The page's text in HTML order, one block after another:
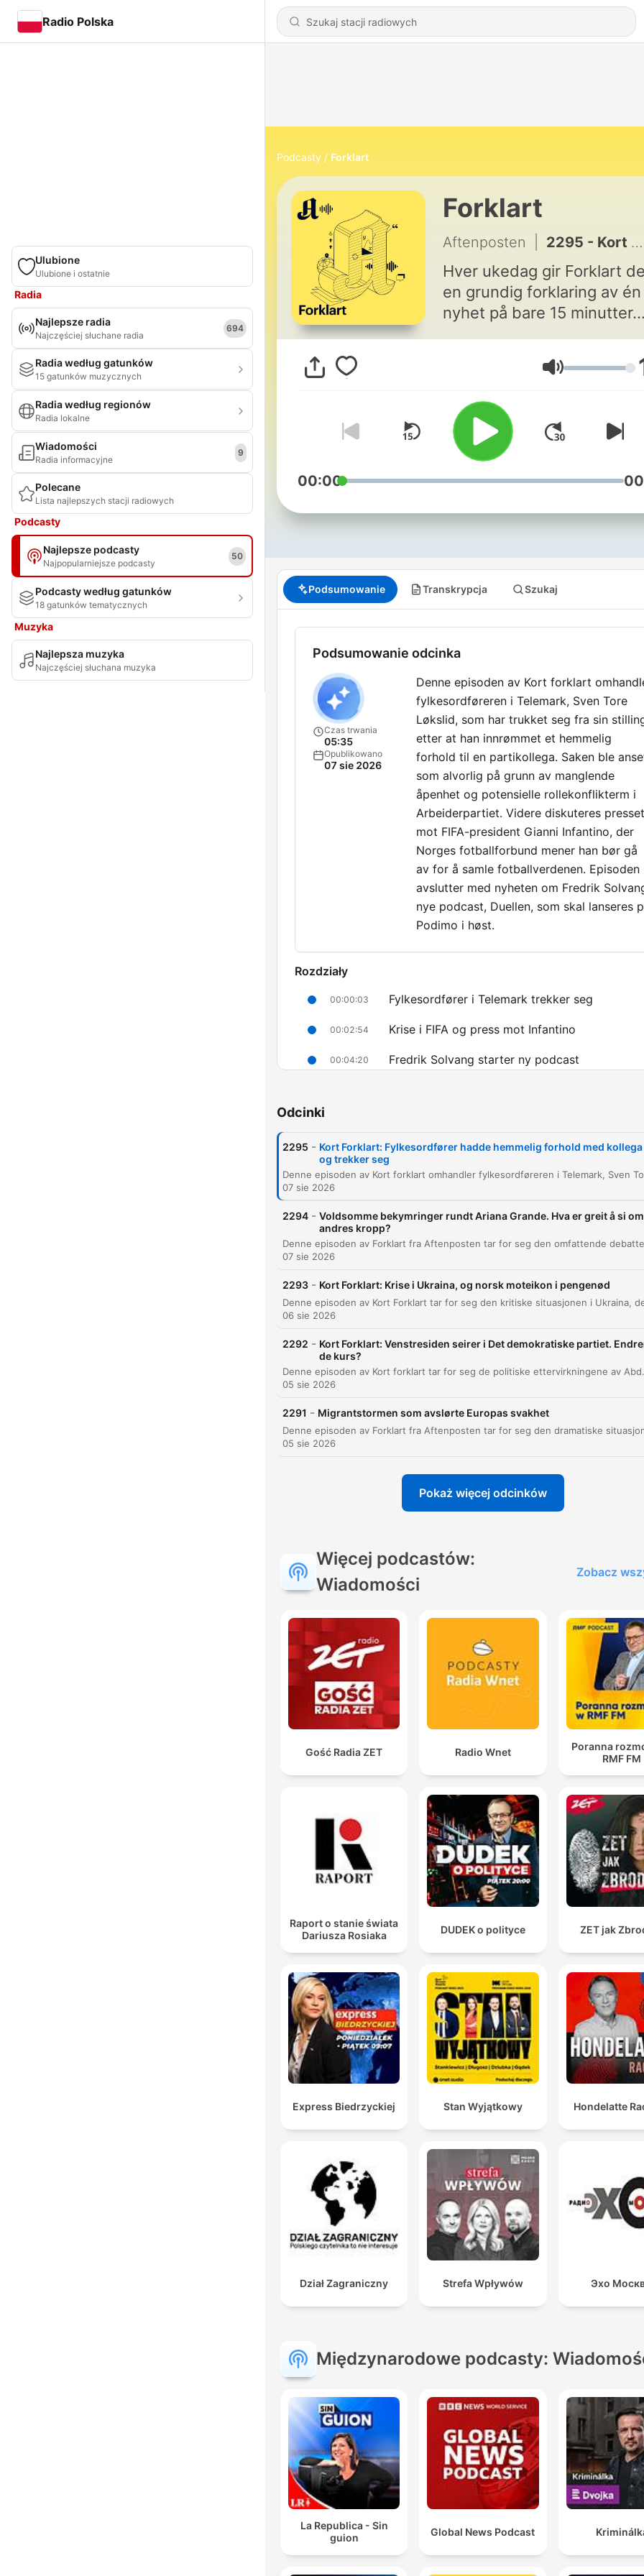
Radio Polska
Ulubione
Ulubione i ostatnie
Radia
Najlepsze radia
Najczęściej słuchane radia
694
Radia według gatunków
15 gatunków muzycznych
Radia według regionów
Radia lokalne
Wiadomości
Radia informacyjne
9
Polecane
Lista najlepszych stacji radiowych
Podcasty
Najlepsze podcasty
Najpopularniejsze podcasty
50
Podcasty według gatunków
18 gatunków tematycznych
Muzyka
Najlepsza muzyka
Najczęściej słuchana muzyka
Podcasty Forklart
Forklart
Aftenposten 2295 - Kort Forklart: Fylkesordfører hadde hemmelig forhold med kollega og trekker seg
Hver ukedag gir Forklart
en grundig forklaring av én
nyhet på bare 15 minutter.
deg en rask oppdatering
hjelper deg med å forstå
Forklart er gratis, finnes
og er én av landets største
podkaster. Har du spørsmål
eller tilbakemeldinger? Ta
forklart@aftenposten.no
Głośność
00:00
Podsumowanie Transkrypcja Szukaj
Podsumowanie odcinka
Czas trwania
05:35
Opublikowano
07 sie 2026
Denne episoden av Kort forklart
fylkesordføreren i Telemark, Sven Tore
Løkslid, som har trukket seg fra sin
etter at han innrømmet et hemmelig
forhold til en partikollega. Saken ble
som alvorlig på grunn av manglende
åpenhet og potensielle rollekonflikterm i
Arbeiderpartiet. Videre diskuteres presset
mot FIFA-president Gianni Infantino, der
Norges fotballforbund mener han bør gå
av for å samle fotballverdenen. Episoden
avslutter med nyheten om Fredrik
nye podcast, Duellen, som skal lanseres
Podimo i høst.
Rozdziały
00:00:03 Fylkesordfører i Telemark trekker seg
00:02:54 Krise i FIFA og press mot Infantino
00:04:20 Fredrik Solvang starter ny podcast
Najważniejsze momenty
Det handler jo da om manglende åpenhet, fordi de har
holdt forholdet skjult.
00:01:41 · Forklaring på hvorfor forholdet mellom
Så mener fortsatt Norges fotballforbund at han bør gå
00:03:03 · Om situasjonen rundt FIFA-president Gianni
og behovet for ny ledelse.
Den skal heter Duellen og ta utgangspunkt i den breie
kategorien aktuelle samfunnsspørsmål.
00:04:23 · Informasjon om Fredrik Solvangs kommende
Odcinki
2295 - Kort Forklart: Fylkesordfører hadde hemmelig forhold med kollega
og trekker seg
07 sie 2026
2294 - Voldsomme bekymringer rundt Ariana Grande. Hva er greit å si om
andres kropp?
07 sie 2026
2293 - Kort Forklart: Krise i Ukraina, og norsk moteikon i pengenød
06 sie 2026
2292 - Kort Forklart: Venstresiden seirer i Det demokratiske partiet.
de kurs?
Denne episoden av Kort forklart tar for seg de politiske ettervirkningene av Abdul El-Sayeds seier i
05 sie 2026
2291 - Migrantstormen som avslørte Europas svakhet
05 sie 2026
Pokaż więcej odcinków
Więcej podcastów:
Wiadomości
Zobacz
Gość Radia ZET Radio Wnet
Poranna
RMF FM
Raport o stanie świata
Dariusza Rosiaka
DUDEK o polityce ZET jak
Express Biedrzyckiej Stan Wyjątkowy Hondelatte
Dział Zagraniczny Strefa Wpływów Эхо
Międzynarodowe podcasty:
La Republica - Sin
guion
Global News Podcast